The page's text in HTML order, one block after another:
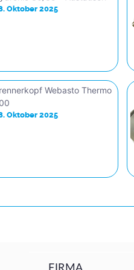
Oktober 2025
Webasto Thermo
Oktober 2025